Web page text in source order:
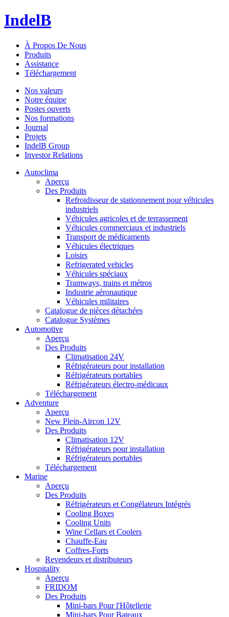
IndelB
À Propos De Nous
Produits
Assistance
Téléchargement
Nos valeurs
Notre équipe
Postes ouverts
Nos formations
Journal
Projets
IndelB Group
Investor Relations
Autoclima
Aperçu
Des Produits
Refroidisseur de stationnement pour véhicules
industriels
Véhicules agricoles et de terrassement
Véhicules commerciaux et industriels
Transport de médicaments
Véhicules électriques
Loisirs
Refrigerated vehicles
Véhicules spéciaux
Tramways, trains et métros
Industrie aéronautique
Véhicules militaires
Catalogue de pièces détachées
Catalogue Systèmes
Automotive
Aperçu
Des Produits
Climatisation 24V
Réfrigérateurs pour installation
Réfrigérateurs portables
Réfrigérateurs électro-médicaux
Téléchargement
Adventure
Aperçu
New Plein-Aircon 12V
Des Produits
Climatisation 12V
Réfrigérateurs pour installation
Réfrigérateurs portables
Téléchargement
Marine
Aperçu
Des Produits
Réfrigérateurs et Congélateurs Intégrés
Cooling Boxes
Cooling Units
Wine Cellars et Coolers
Chauffe-Eau
Coffres-Forts
Revendeurs et distributeurs
Hospitality
Aperçu
FRIDOM
Des Produits
Mini-bars Pour l'Hôtellerie
Mini-bars Pour Bateaux